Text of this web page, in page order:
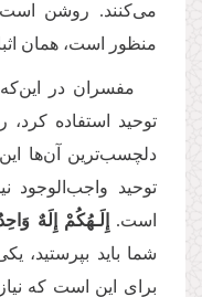
می‌کنند. روشن است
منظور است، همان
مفسران در
توحید استفاده
دلچسب‌ترین آن‌ها
توحید واجب‌الوجود
است.
إِلَـهُكُمْ إِلَهٌ
شما باید
برای این است که